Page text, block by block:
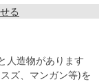
る
人造物があります
ズ、マンガン等)を